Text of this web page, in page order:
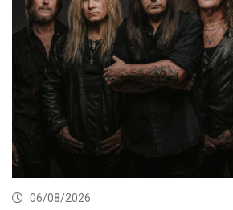
06/08/2026